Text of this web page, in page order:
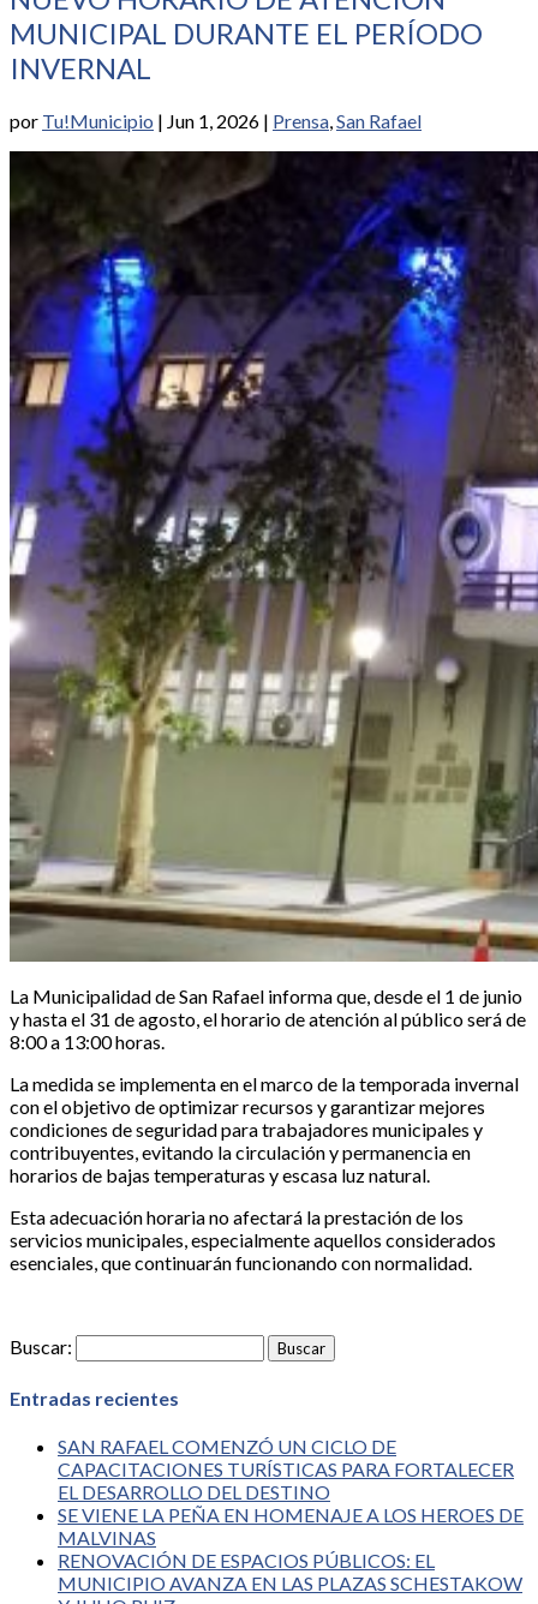
MUNICIPAL DURANTE EL PERÍODO
INVERNAL
por Tu!Municipio | Jun 1, 2026 | Prensa,San Rafael
La Municipalidad de San Rafael informa que, desde el 1 de junio
y hasta el 31 de agosto, el horario de atención al público será de
8:00 a 13:00 horas.
La medida se implementa en el marco de la temporada invernal
con el objetivo de optimizar recursos y garantizar mejores
condiciones de seguridad para trabajadores municipales y
contribuyentes, evitando la circulación y permanencia en
horarios de bajas temperaturas y escasa luz natural.
Esta adecuación horaria no afectará la prestación de los
servicios municipales, especialmente aquellos considerados
esenciales, que continuarán funcionando con normalidad.
Buscar:
Entradas recientes
SAN RAFAEL COMENZÓ UN CICLO DE
CAPACITACIONES TURÍSTICAS PARA FORTALECER
EL DESARROLLO DEL DESTINO
SE VIENE LA PEÑA EN HOMENAJE A LOS HEROES DE
MALVINAS
RENOVACIÓN DE ESPACIOS PÚBLICOS: EL
MUNICIPIO AVANZA EN LAS PLAZAS SCHESTAKOW